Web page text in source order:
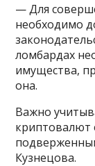
— Для
необходимо
ломбардах
имущества,
она.
Важно
криптовалют
Кузнецова.